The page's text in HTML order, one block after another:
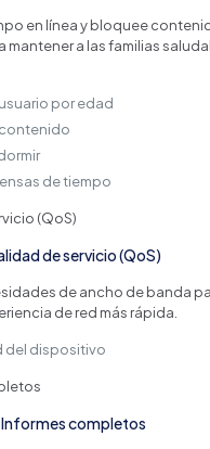
en línea y bloquee
mantener a las familias
por edad
de tiempo
de servicio (QoS)
de ancho de banda
de red más rápida.
del dispositivo
Informes completos